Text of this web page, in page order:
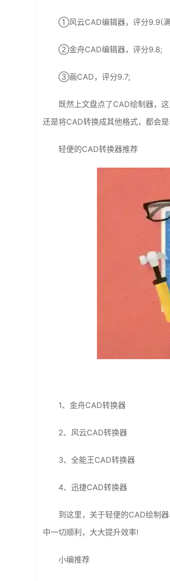
①风云CAD编辑器，评分9.9(
②金舟CAD编辑器，评分9.8;
③画CAD，评分9.7;
既然上文盘点了CAD绘制器，
还是将CAD转换成其他格式，都会是
轻便的CAD转换器推荐
1、金舟CAD转换器
2、风云CAD转换器
3、全能王CAD转换器
4、迅捷CAD转换器
到这里，关于轻便的CAD绘制
中一切顺利，大大提升效率!
小编推荐